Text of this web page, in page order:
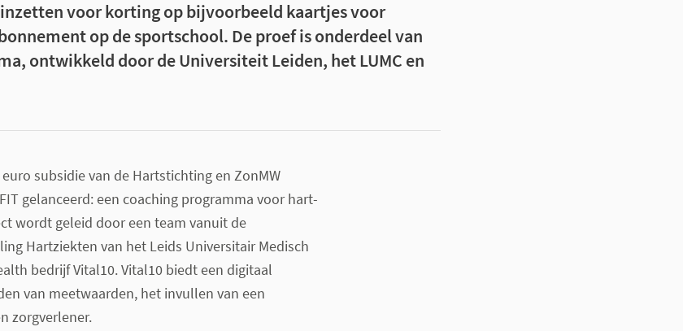
voor korting op bijvoorbeeld kaartjes voor
op de sportschool. De proef is onderdeel van
ontwikkeld door de Universiteit Leiden, het LUMC en
subsidie van de Hartstichting en ZonMW
gelanceerd: een coaching programma voor hart-
wordt geleid door een team vanuit de
Hartziekten van het Leids Universitair Medisch
bedrijf Vital10. Vital10 biedt een digitaal
van meetwaarden, het invullen van een
zorgverlener.